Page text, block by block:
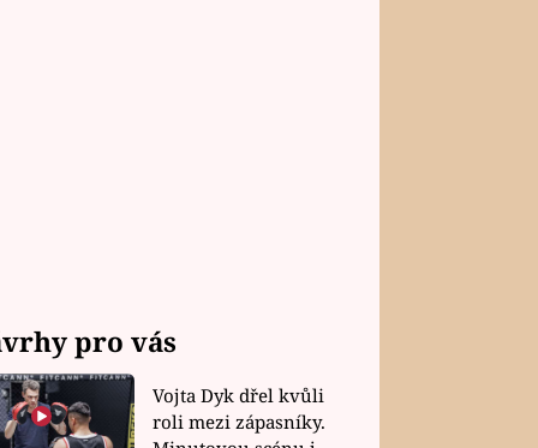
pro vás
Vojta Dyk dřel kvůli
roli mezi zápasníky.